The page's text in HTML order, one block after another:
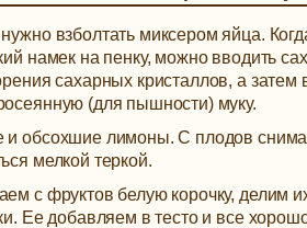
взболтать миксером яйца.
намек на пенку, можно вводить
сахарных кристаллов, а затем
(для пышности) муку.
обсохшие лимоны. С плодов
мелкой теркой.
с фруктов белую корочку, делим
Ее добавляем в тесто и все